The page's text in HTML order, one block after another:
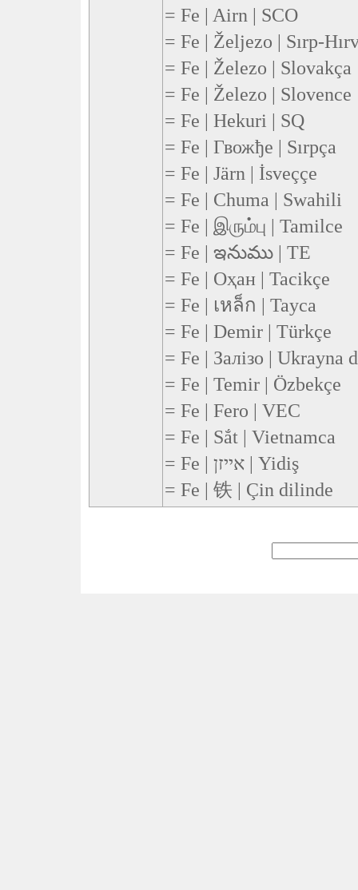
= Fe | Airn | SCO
= Fe | Željezo | Sırp-
= Fe | Železo | Slovakça
= Fe | Železo | Slovence
= Fe | Hekuri | SQ
= Fe | Гвожђе | Sırpça
= Fe | Järn | İsveççe
= Fe | Chuma | Swahili
= Fe | இரும்பு | Tamilce
= Fe | ఇనుము | TE
= Fe | Оҳан | Tacikçe
= Fe | เหล็ก | Tayca
= Fe | Demir | Türkçe
= Fe | Залізо | Ukrayna
= Fe | Temir | Özbekçe
= Fe | Fero | VEC
= Fe | Sắt | Vietnamca
= Fe | אייזן | Yidiş
= Fe | 铁 | Çin dilinde